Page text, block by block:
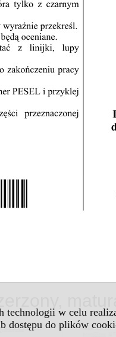
w celu
dostępu do plików